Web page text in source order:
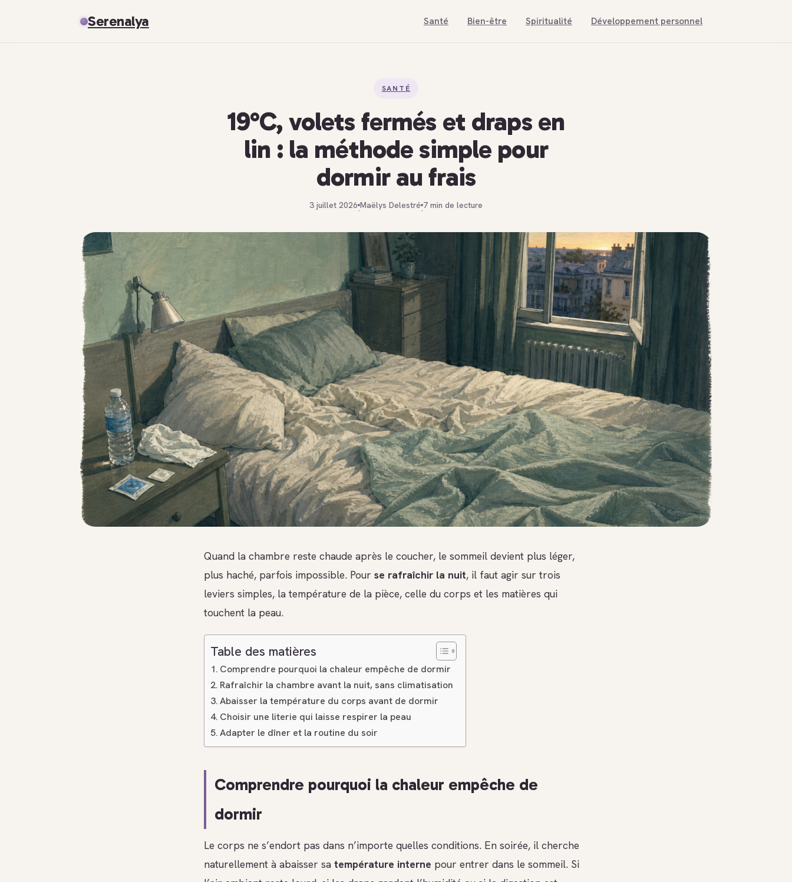
Serenalya Santé Bien-être Spiritualité Développement personnel
SANTÉ
19°C, volets fermés et draps en
lin : la méthode simple pour
dormir au frais
3 juillet 2026
·
Maëlys Delestré
·
7 min de lecture
Quand la chambre reste chaude après le coucher, le sommeil devient plus léger,
plus haché, parfois impossible. Pour se rafraîchir la nuit, il faut agir sur trois
leviers simples, la température de la pièce, celle du corps et les matières qui
touchent la peau.
Table des matières
Comprendre pourquoi la chaleur empêche de dormir
Rafraîchir la chambre avant la nuit, sans climatisation
Abaisser la température du corps avant de dormir
Choisir une literie qui laisse respirer la peau
Adapter le dîner et la routine du soir
Comprendre pourquoi la chaleur empêche de
dormir
Le corps ne s’endort pas dans n’importe quelles conditions. En soirée, il cherche
naturellement à abaisser sa température interne pour entrer dans le sommeil. Si